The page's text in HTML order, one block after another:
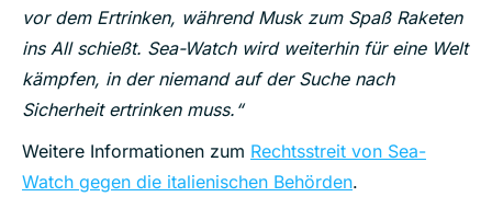
vor dem Ertrinken, während Musk zum Spaß Raketen
ins All schießt. Sea-Watch wird weiterhin für eine Welt
kämpfen, in der niemand auf der Suche nach
Sicherheit ertrinken muss.“
Weitere Informationen zum Rechtsstreit von Sea-
Watch gegen die italienischen Behörden.